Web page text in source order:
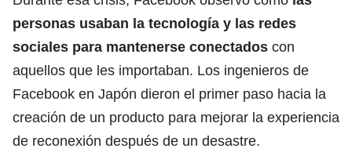
personas usaban la tecnología y las redes
sociales para mantenerse conectados con
aquellos que les importaban. Los ingenieros de
Facebook en Japón dieron el primer paso hacia la
creación de un producto para mejorar la experiencia
de reconexión después de un desastre.